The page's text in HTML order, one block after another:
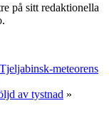
på sitt redaktionella
meteorens
av tystnad »